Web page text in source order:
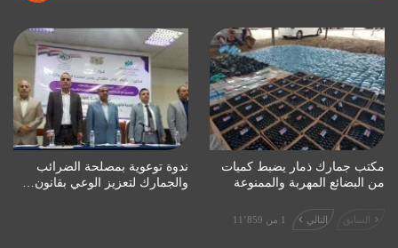
مكتب جمارك ذمار يضبط كميات
من البضائع المهربة والممنوعة
ندوة توعوية بمصلحة الضرائب
والجمارك لتعزيز الوعي بقانون…
السابق التالي 1 من 11٬859